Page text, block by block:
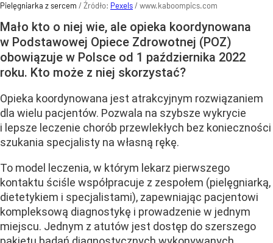
Pielęgniarka z sercem / Źródło: Pexels/ www.kaboompics.com
Mało kto o niej wie, ale opieka koordynowana
w Podstawowej Opiece Zdrowotnej (POZ)
obowiązuje w Polsce od 1 października 2022
roku. Kto może z niej skorzystać?
Opieka koordynowana jest atrakcyjnym rozwiązaniem
dla wielu pacjentów. Pozwala na szybsze wykrycie
i lepsze leczenie chorób przewlekłych bez konieczności
szukania specjalisty na własną rękę.
To model leczenia, w którym lekarz pierwszego
kontaktu ściśle współpracuje z zespołem (pielęgniarką,
dietetykiem i specjalistami), zapewniając pacjentowi
kompleksową diagnostykę i prowadzenie w jednym
miejscu. Jednym z atutów jest dostęp do szerszego